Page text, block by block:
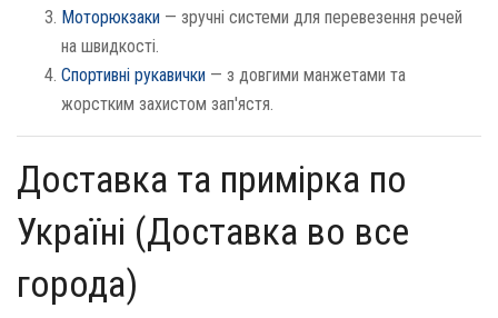
Моторюкзаки — зручні системи для перевезення речей
на швидкості.
Спортивні рукавички — з довгими манжетами та
жорстким захистом зап'ястя.
Доставка та примірка по
Україні (Доставка во все
города)